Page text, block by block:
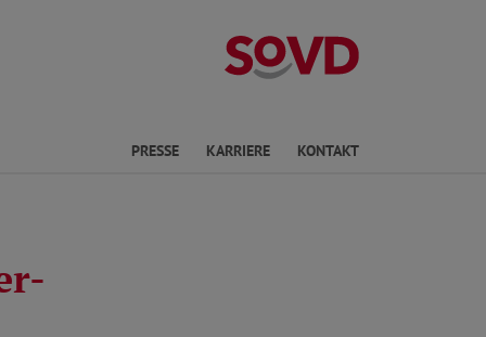
Landesverband
PRESSE KARRIERE KONTAKT